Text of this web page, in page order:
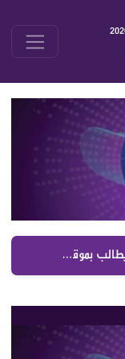
تقرير مصور | وزير الصحة يطالب بموقف واضح من الاعتداءات الإسرائيلية ويعترض على تمرير التعيينات